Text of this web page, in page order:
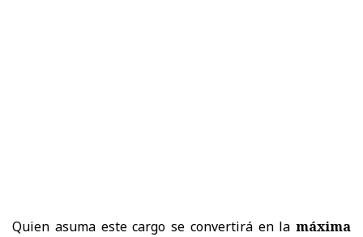
Quien asuma este cargo se convertirá en la máxima